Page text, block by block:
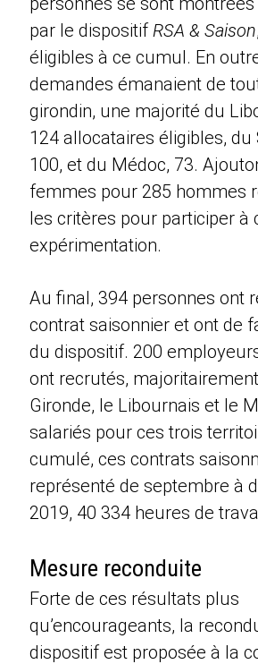
par le dispositifRSA & Saison
éligibles à ce cumul. En
demandes émanaient de
girondin, une majorité du
124 allocataires éligibles, du
100, et du Médoc, 73.
femmes pour 285 hommes
les critères pour participer à
expérimentation.
Au final, 394 personnes ont
contrat saisonnier et ont de
du dispositif. 200
ont recrutés,
Gironde, le Libournais et le
salariés pour ces trois
cumulé, ces contrats
représenté de septembre à
2019, 40 334 heures de
Mesure reconduite
Forte de ces résultats plus
qu’encourageants, la
dispositif est proposée à la